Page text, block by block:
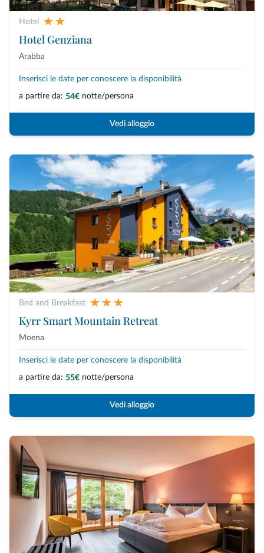
Hotel
Hotel Genziana
Arabba
Inserisci le date per conoscere la disponibilità
a partire da: 54€ notte/persona
Vedi alloggio
Bed and Breakfast
Kyrr Smart Mountain Retreat
Moena
Inserisci le date per conoscere la disponibilità
a partire da: 55€ notte/persona
Vedi alloggio